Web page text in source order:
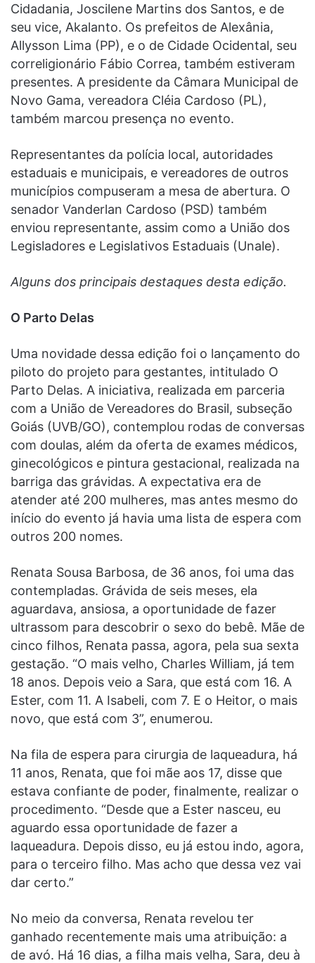
Cidadania, Joscilene Martins dos Santos, e de
seu vice, Akalanto. Os prefeitos de Alexânia,
Allysson Lima (PP), e o de Cidade Ocidental, seu
correligionário Fábio Correa, também estiveram
presentes. A presidente da Câmara Municipal de
Novo Gama, vereadora Cléia Cardoso (PL),
também marcou presença no evento.
Representantes da polícia local, autoridades
estaduais e municipais, e vereadores de outros
municípios compuseram a mesa de abertura. O
senador Vanderlan Cardoso (PSD) também
enviou representante, assim como a União dos
Legisladores e Legislativos Estaduais (Unale).
Alguns dos principais destaques desta edição.
O Parto Delas
Uma novidade dessa edição foi o lançamento do
piloto do projeto para gestantes, intitulado O
Parto Delas. A iniciativa, realizada em parceria
com a União de Vereadores do Brasil, subseção
Goiás (UVB/GO), contemplou rodas de conversas
com doulas, além da oferta de exames médicos,
ginecológicos e pintura gestacional, realizada na
barriga das grávidas. A expectativa era de
atender até 200 mulheres, mas antes mesmo do
início do evento já havia uma lista de espera com
outros 200 nomes.
Renata Sousa Barbosa, de 36 anos, foi uma das
contempladas. Grávida de seis meses, ela
aguardava, ansiosa, a oportunidade de fazer
ultrassom para descobrir o sexo do bebê. Mãe de
cinco filhos, Renata passa, agora, pela sua sexta
gestação. “O mais velho, Charles William, já tem
18 anos. Depois veio a Sara, que está com 16. A
Ester, com 11. A Isabeli, com 7. E o Heitor, o mais
novo, que está com 3”, enumerou.
Na fila de espera para cirurgia de laqueadura, há
11 anos, Renata, que foi mãe aos 17, disse que
estava confiante de poder, finalmente, realizar o
procedimento. “Desde que a Ester nasceu, eu
aguardo essa oportunidade de fazer a
laqueadura. Depois disso, eu já estou indo, agora,
para o terceiro filho. Mas acho que dessa vez vai
dar certo.”
No meio da conversa, Renata revelou ter
ganhado recentemente mais uma atribuição: a
de avó. Há 16 dias, a filha mais velha, Sara, deu à